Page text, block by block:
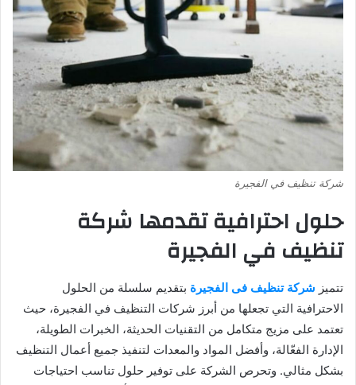
شركة تنظيف في الفجيرة
حلول احترافية تقدمها شركة
تنظيف في الفجيرة
تتميز شركة تنظيف فى الفجيرة بتقديم سلسلة من الحلول
الاحترافية التي تجعلها من أبرز شركات التنظيف في الفجيرة، حيث
تعتمد على مزيج متكامل من التقنيات الحديثة، الخبرات الطويلة،
الإدارة الفعّالة، وأفضل المواد والمعدات لتنفيذ جميع أعمال التنظيف
بشكل مثالي. وتحرص الشركة على توفير حلول تناسب احتياجات